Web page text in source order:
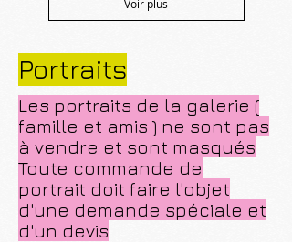
Voir plus
Portraits
Les portraits de la galerie (
famille et amis ) ne sont pas
à vendre et sont masqués
Toute commande de
portrait doit faire l'objet
d'une demande spéciale et
d'un devis